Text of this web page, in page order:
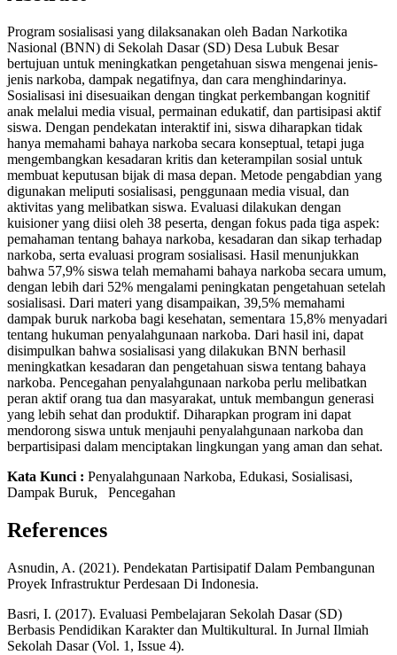
Program sosialisasi yang dilaksanakan oleh Badan Narkotika
Nasional (BNN) di Sekolah Dasar (SD) Desa Lubuk Besar
bertujuan untuk meningkatkan pengetahuan siswa mengenai jenis-
jenis narkoba, dampak negatifnya, dan cara menghindarinya.
Sosialisasi ini disesuaikan dengan tingkat perkembangan kognitif
anak melalui media visual, permainan edukatif, dan partisipasi aktif
siswa. Dengan pendekatan interaktif ini, siswa diharapkan tidak
hanya memahami bahaya narkoba secara konseptual, tetapi juga
mengembangkan kesadaran kritis dan keterampilan sosial untuk
membuat keputusan bijak di masa depan. Metode pengabdian yang
digunakan meliputi sosialisasi, penggunaan media visual, dan
aktivitas yang melibatkan siswa. Evaluasi dilakukan dengan
kuisioner yang diisi oleh 38 peserta, dengan fokus pada tiga aspek:
pemahaman tentang bahaya narkoba, kesadaran dan sikap terhadap
narkoba, serta evaluasi program sosialisasi. Hasil menunjukkan
bahwa 57,9% siswa telah memahami bahaya narkoba secara umum,
dengan lebih dari 52% mengalami peningkatan pengetahuan setelah
sosialisasi. Dari materi yang disampaikan, 39,5% memahami
dampak buruk narkoba bagi kesehatan, sementara 15,8% menyadari
tentang hukuman penyalahgunaan narkoba. Dari hasil ini, dapat
disimpulkan bahwa sosialisasi yang dilakukan BNN berhasil
meningkatkan kesadaran dan pengetahuan siswa tentang bahaya
narkoba. Pencegahan penyalahgunaan narkoba perlu melibatkan
peran aktif orang tua dan masyarakat, untuk membangun generasi
yang lebih sehat dan produktif. Diharapkan program ini dapat
mendorong siswa untuk menjauhi penyalahgunaan narkoba dan
berpartisipasi dalam menciptakan lingkungan yang aman dan sehat.
Kata Kunci : Penyalahgunaan Narkoba, Edukasi, Sosialisasi,
Dampak Buruk, Pencegahan
References
Asnudin, A. (2021). Pendekatan Partisipatif Dalam Pembangunan
Proyek Infrastruktur Perdesaan Di Indonesia.
Basri, I. (2017). Evaluasi Pembelajaran Sekolah Dasar (SD)
Berbasis Pendidikan Karakter dan Multikultural. In Jurnal Ilmiah
Sekolah Dasar (Vol. 1, Issue 4).